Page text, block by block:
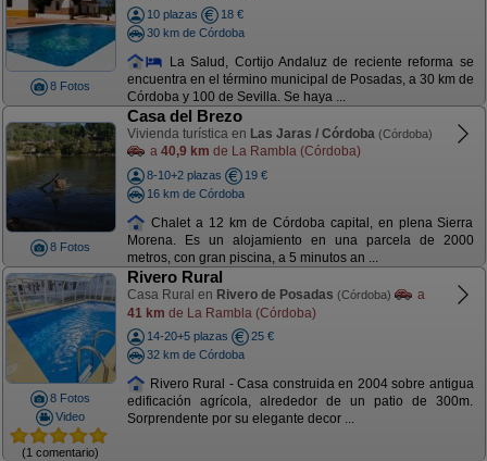
8 Fotos
10 plazas
18 €
30 km de Córdoba
La Salud, Cortijo Andaluz de reciente reforma se
encuentra en el término municipal de Posadas, a 30 km de
Córdoba y 100 de Sevilla. Se haya ...
8 Fotos
Casa del Brezo
Vivienda turística en Las Jaras / Córdoba (Córdoba)
a 40,9 km de La Rambla (Córdoba)
8-10+2 plazas
19 €
16 km de Córdoba
Chalet a 12 km de Córdoba capital, en plena Sierra
Morena. Es un alojamiento en una parcela de 2000
metros, con gran piscina, a 5 minutos an ...
8 Fotos
Video
(1 comentario)
Rivero Rural
Casa Rural en Rivero de Posadas (Córdoba)
a
41 km de La Rambla (Córdoba)
14-20+5 plazas
25 €
32 km de Córdoba
Rivero Rural - Casa construida en 2004 sobre antigua
edificación agrícola, alrededor de un patio de 300m.
Sorprendente por su elegante decor ...